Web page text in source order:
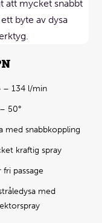
– 134 l/min
50°
med snabbkoppling
kraftig spray
fri passage
med